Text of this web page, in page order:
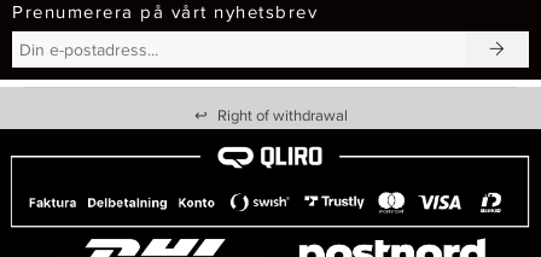
Prenumerera på vårt nyhetsbrev
↩ Right of withdrawal